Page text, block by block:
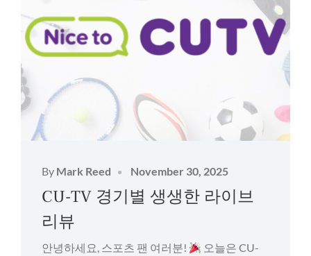
By Mark Reed
Posted
on
November 30, 2025
CU-TV 경기별 생생한 라이브
리뷰
안녕하세요, 스포츠 팬 여러분!
오늘은 CU-